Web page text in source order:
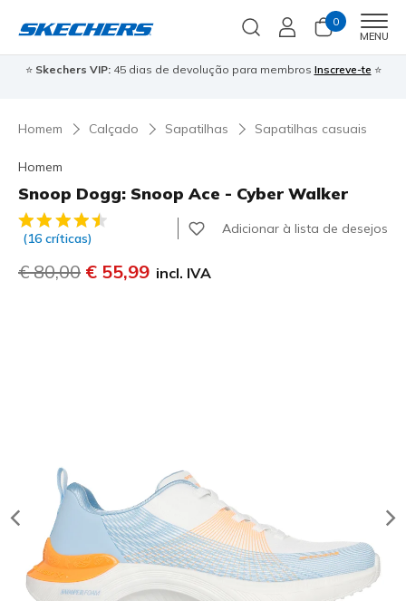
0
MENU
⭐ Skechers VIP:45 dias de devolução para membros Inscreve-te ⭐
Homem Calçado Sapatilhas Sapatilhas casuais
Homem
Snoop Dogg: Snoop Ace - Cyber Walker
5 de 5 – Classificação do cliente
(16 críticas)
Adicionar à lista de desejos
Preço com desconto de
€ 80,00 para
€ 55,99 incl. IVA